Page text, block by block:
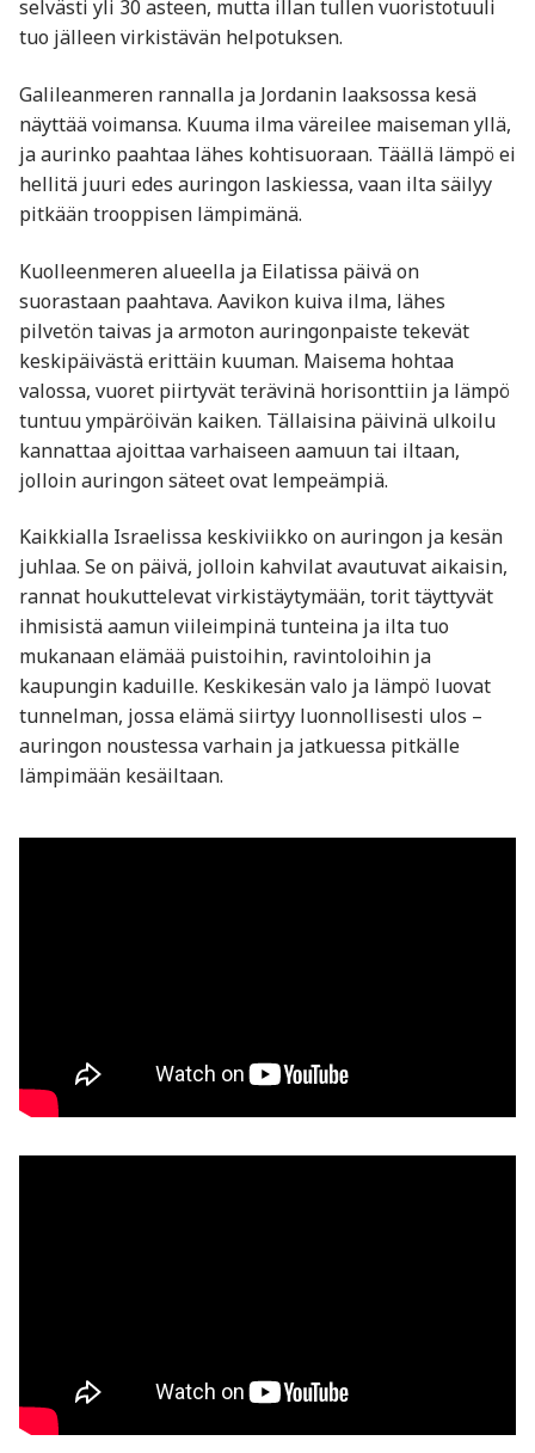
selvästi yli 30 asteen, mutta illan tullen vuoristotuuli
tuo jälleen virkistävän helpotuksen.
Galileanmeren rannalla ja Jordanin laaksossa kesä
näyttää voimansa. Kuuma ilma väreilee maiseman yllä,
ja aurinko paahtaa lähes kohtisuoraan. Täällä lämpö ei
hellitä juuri edes auringon laskiessa, vaan ilta säilyy
pitkään trooppisen lämpimänä.
Kuolleenmeren alueella ja Eilatissa päivä on
suorastaan paahtava. Aavikon kuiva ilma, lähes
pilvetön taivas ja armoton auringonpaiste tekevät
keskipäivästä erittäin kuuman. Maisema hohtaa
valossa, vuoret piirtyvät terävinä horisonttiin ja lämpö
tuntuu ympäröivän kaiken. Tällaisina päivinä ulkoilu
kannattaa ajoittaa varhaiseen aamuun tai iltaan,
jolloin auringon säteet ovat lempeämpiä.
Kaikkialla Israelissa keskiviikko on auringon ja kesän
juhlaa. Se on päivä, jolloin kahvilat avautuvat aikaisin,
rannat houkuttelevat virkistäytymään, torit täyttyvät
ihmisistä aamun viileimpinä tunteina ja ilta tuo
mukanaan elämää puistoihin, ravintoloihin ja
kaupungin kaduille. Keskikesän valo ja lämpö luovat
tunnelman, jossa elämä siirtyy luonnollisesti ulos –
auringon noustessa varhain ja jatkuessa pitkälle
lämpimään kesäiltaan.